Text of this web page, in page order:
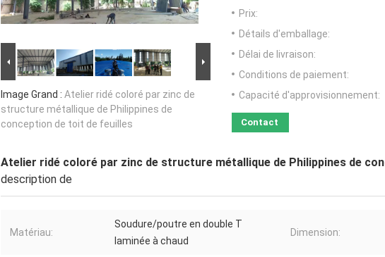
Image Grand : Atelier ridé coloré par zinc de
structure métallique de Philippines de
conception de toit de feuilles
Prix:
Détails d'emballage:
Délai de livraison:
Conditions de paiement:
Capacité d'approvisionnement:
Contact
Atelier ridé coloré par zinc de structure métallique de Philippines de
description de
Matériau:
Soudure/poutre en double T
laminée à chaud
Dimension: